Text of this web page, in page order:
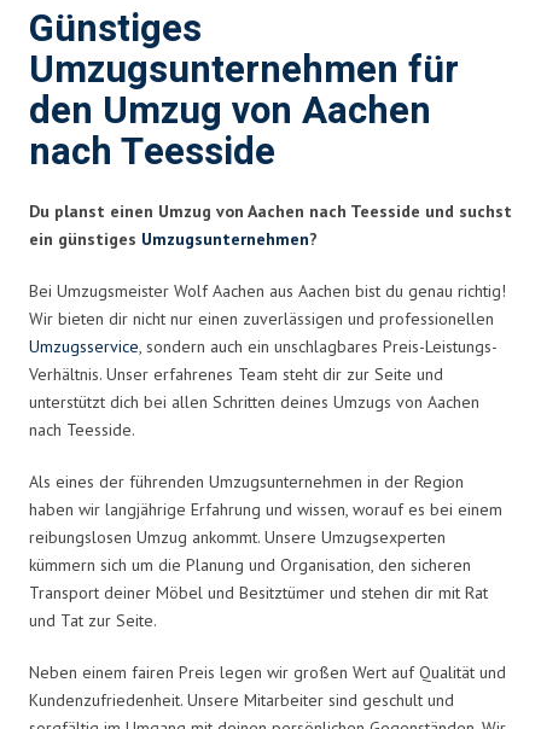
Günstiges
Umzugsunternehmen für
den Umzug von Aachen
nach Teesside
Du planst einen Umzug von Aachen nach Teesside und suchst
ein günstiges Umzugsunternehmen?
Bei Umzugsmeister Wolf Aachen aus Aachen bist du genau richtig!
Wir bieten dir nicht nur einen zuverlässigen und professionellen
Umzugsservice, sondern auch ein unschlagbares Preis-Leistungs-
Verhältnis. Unser erfahrenes Team steht dir zur Seite und
unterstützt dich bei allen Schritten deines Umzugs von Aachen
nach Teesside.
Als eines der führenden Umzugsunternehmen in der Region
haben wir langjährige Erfahrung und wissen, worauf es bei einem
reibungslosen Umzug ankommt. Unsere Umzugsexperten
kümmern sich um die Planung und Organisation, den sicheren
Transport deiner Möbel und Besitztümer und stehen dir mit Rat
und Tat zur Seite.
Neben einem fairen Preis legen wir großen Wert auf Qualität und
Kundenzufriedenheit. Unsere Mitarbeiter sind geschult und